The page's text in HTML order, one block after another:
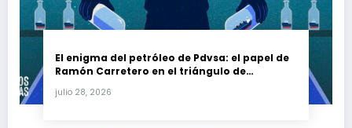
El enigma del petróleo de Pdvsa: el papel de
Ramón Carretero en el triángulo de
julio 28, 2026